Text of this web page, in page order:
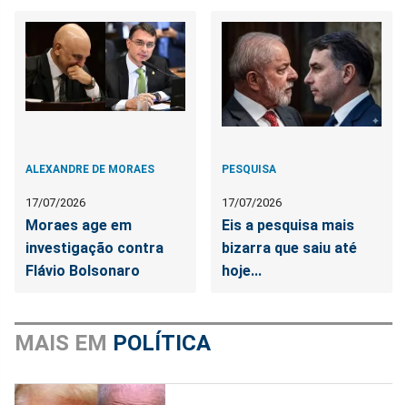
ALEXANDRE DE MORAES
17/07/2026
Moraes age em
investigação contra
Flávio Bolsonaro
PESQUISA
17/07/2026
Eis a pesquisa mais
bizarra que saiu até
hoje...
MAIS EM POLÍTICA